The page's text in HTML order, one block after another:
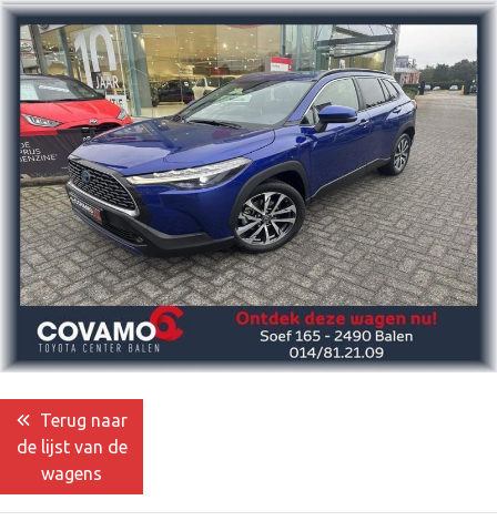
Terug naar
de lijst van de
wagens